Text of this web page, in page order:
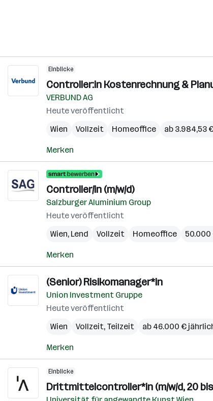
Einblicke
Controller:in Kostenrechnung &
VERBUND AG
Heute veröffentlicht
Wien
Vollzeit Homeoffice ab 3.984,53
Merken
Controller/in (m/w/d)
Salzburger Aluminium Group
Heute veröffentlicht
Wien, Lend Vollzeit Homeoffice 50.000
Merken
(Senior) Risikomanager*in
Union Investment Gruppe
Heute veröffentlicht
Wien
Vollzeit, Teilzeit ab 46.000 €
Merken
Einblicke
Drittmittelcontroller*in (m/w/d, 20